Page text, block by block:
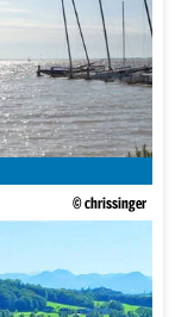
© chrissinger